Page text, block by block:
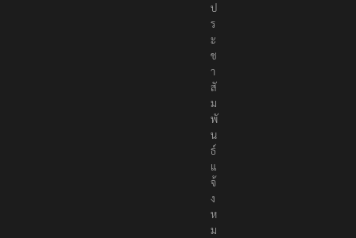
ป
ร
ะ
ช
า
สั
ม
พั
น
ธ์
แ
จ้
ง
ห
ม